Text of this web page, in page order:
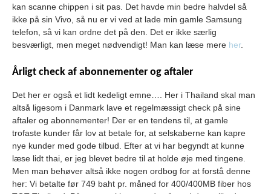
kan scanne chippen i sit pas. Det havde min bedre halvdel så
ikke på sin Vivo, så nu er vi ved at lade min gamle Samsung
telefon, så vi kan ordne det på den. Det er ikke særlig
besværligt, men meget nødvendigt! Man kan læse mere her.
Årligt check af abonnementer og aftaler
Det her er også et lidt kedeligt emne…. Her i Thailand skal man
altså ligesom i Danmark lave et regelmæssigt check på sine
aftaler og abonnementer! Der er en tendens til, at gamle
trofaste kunder får lov at betale for, at selskaberne kan kapre
nye kunder med gode tilbud. Efter at vi har begyndt at kunne
læse lidt thai, er jeg blevet bedre til at holde øje med tingene.
Men man behøver altså ikke nogen ordbog for at forstå denne
her: Vi betalte før 749 baht pr. måned for 400/400MB fiber hos